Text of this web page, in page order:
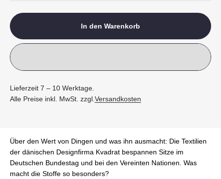
In den Warenkorb
Lieferzeit 7 – 10 Werktage.
Alle Preise inkl. MwSt. zzgl.Versandkosten
Über den Wert von Dingen und was ihn ausmacht: Die Textilien
der dänischen Designfirma Kvadrat bespannen Sitze im
Deutschen Bundestag und bei den Vereinten Nationen. Was
macht die Stoffe so besonders?